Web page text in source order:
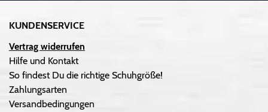
KUNDENSERVICE
Vertrag widerrufen
Hilfe und Kontakt
So findest Du die richtige Schuhgröße!
Zahlungsarten
Versandbedingungen